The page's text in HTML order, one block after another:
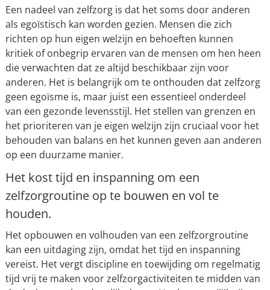
Een nadeel van zelfzorg is dat het soms door anderen
als egoïstisch kan worden gezien. Mensen die zich
richten op hun eigen welzijn en behoeften kunnen
kritiek of onbegrip ervaren van de mensen om hen heen
die verwachten dat ze altijd beschikbaar zijn voor
anderen. Het is belangrijk om te onthouden dat zelfzorg
geen egoïsme is, maar juist een essentieel onderdeel
van een gezonde levensstijl. Het stellen van grenzen en
het prioriteren van je eigen welzijn zijn cruciaal voor het
behouden van balans en het kunnen geven aan anderen
op een duurzame manier.
Het kost tijd en inspanning om een
zelfzorgroutine op te bouwen en vol te
houden.
Het opbouwen en volhouden van een zelfzorgroutine
kan een uitdaging zijn, omdat het tijd en inspanning
vereist. Het vergt discipline en toewijding om regelmatig
tijd vrij te maken voor zelfzorgactiviteiten te midden van